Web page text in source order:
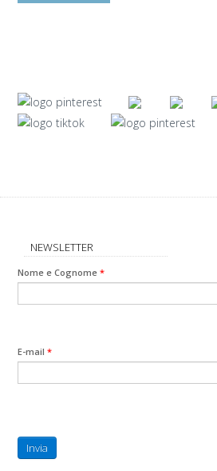
NEWSLETTER
Nome e Cognome *
E-mail *
Invia